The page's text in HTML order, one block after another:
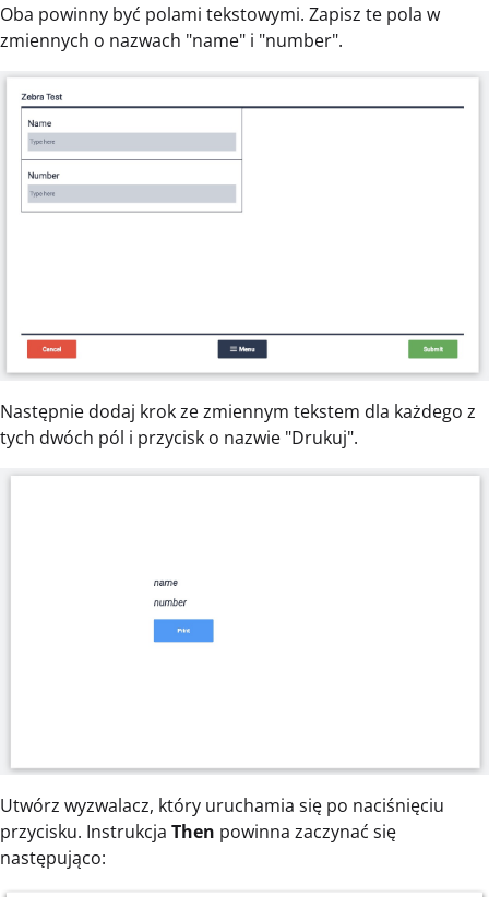
Oba powinny być polami tekstowymi. Zapisz te pola w
zmiennych o nazwach "name" i "number".
Następnie dodaj krok ze zmiennym tekstem dla każdego z
tych dwóch pól i przycisk o nazwie "Drukuj".
Utwórz wyzwalacz, który uruchamia się po naciśnięciu
przycisku. Instrukcja Then powinna zaczynać się
następująco: